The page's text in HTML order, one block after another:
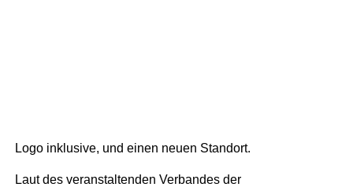
Logo inklusive, und einen neuen Standort.
Laut des veranstaltenden Verbandes der